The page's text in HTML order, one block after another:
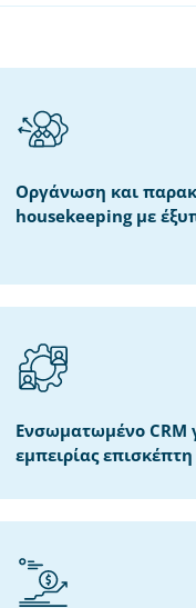
Οργάνωση και
housekeeping με
Ενσωματωμένο CRM
εμπειρίας επισκέπτη